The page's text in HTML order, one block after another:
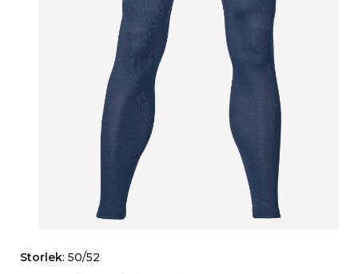
Storlek: 50/52